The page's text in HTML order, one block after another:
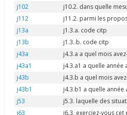
j102
j10.2. dans quelle
j112
j11.2. parmi les
j13a
j1.3.a. code citp
j13b
j1.3..b. code citp
j43a
j4.3.a a quel mois
j43a1
j4.3.a1 a quelle année
j43b
j4.3.b a quel mois
j43b1
j4.3.b1 a quelle
j53
j5.3. laquelle des
j63
j6.3. exerciez-vous